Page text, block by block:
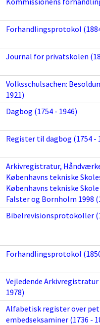
Forhandlingsprotokol
Journal for privatskolen
Volksschulsachen:
1921)
Dagbog (1754 - 1946)
Register til dagbog (1754 -
Arkivregistratur,
Københavns tekniske
Københavns tekniske
Falster og Bornholm 1998
Bibelrevisionsprotokoller
Forhandlingsprotokol
Vejledende Arkivregistratur
1978)
Alfabetisk register over
embedseksaminer (1736 -